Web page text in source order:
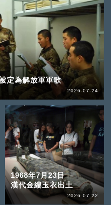
定為解放軍軍歌
2026-07-24
1968年7月23日
漢代金縷玉衣出土
2026-07-22